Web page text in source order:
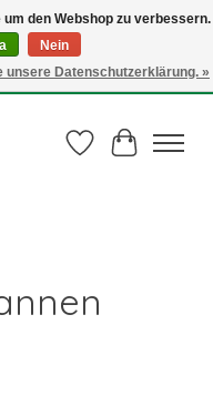
en bij een bestelling van €
10,00 HELEMAAL GRATIS
Wunschzettel
Ihr
den Webshop zu verbessern.
Nein
unsere Datenschutzerklärung. »